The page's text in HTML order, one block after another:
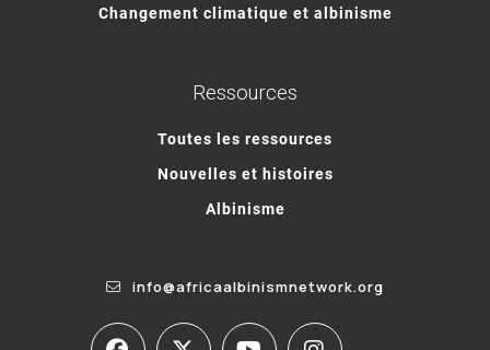
Changement climatique et albinisme
Ressources
Toutes les ressources
Nouvelles et histoires
Albinisme
info@africaalbinismnetwork.org